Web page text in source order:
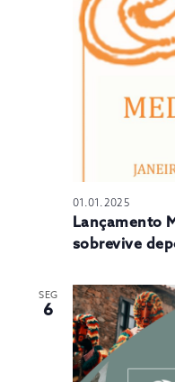
01.01.2025
Lançamento
sobrevive
SEG
6